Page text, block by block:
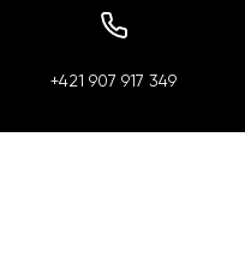
+421 907 917 349